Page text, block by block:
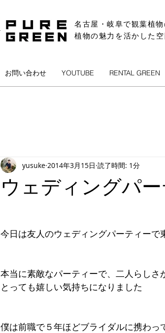
名古屋・岐阜で観葉植物
植物の魅力を活かした
お問い合わせ YOUTUBE RENTAL GREEN
ウェディングパ
yusuke 2014年3月15日 読了時間: 1分
今日は友人のウェディングパーティーで
本当に素敵なパーティーで、二人らしさ
とっても嬉しい気持ちになりました
僕は前職で５年ほどブライダルに携わっ